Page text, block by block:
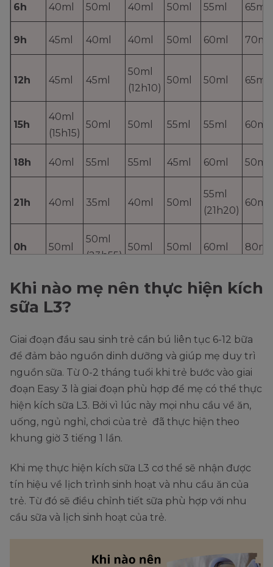
6h 40ml 50ml 40ml 50ml 55ml 65ml
9h 45ml 40ml 40ml 50ml 60ml 70ml
12h 45ml 45ml
50ml
(12h10)
50ml 50ml 65ml
15h
40ml
(15h15)
50ml 50ml 55ml 55ml 60ml
18h 40ml 55ml 55ml 45ml 60ml 50ml
21h 40ml 35ml 40ml 50ml
55ml
(21h20)
60ml
0h 50ml
50ml
(23h55)
50ml 50ml 60ml 80ml
Tổng
lượng
sữa
345ml
Khi nào mẹ nên thực hiện kích
sữa L3?
Giai đoạn đầu sau sinh trẻ cần bú liên tục 6-12 bữa
để đảm bảo nguồn dinh dưỡng và giúp mẹ duy trì
nguồn sữa. Từ 0-2 tháng tuổi khi trẻ bước vào giai
đoạn Easy 3 là giai đoạn phù hợp để mẹ có thể thực
hiện kích sữa L3. Bởi vì lúc này mọi nhu cầu về ăn,
uống, ngủ nghỉ, chơi của trẻ đã thực hiện theo
khung giờ 3 tiếng 1 lần.
Khi mẹ thực hiện kích sữa L3 cơ thể sẽ nhận được
tín hiệu về lịch trình sinh hoạt và nhu cầu ăn của
trẻ. Từ đó sẽ điều chỉnh tiết sữa phù hợp với nhu
cầu sữa và lịch sinh hoạt của trẻ.